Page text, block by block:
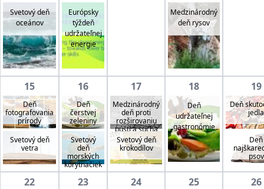
Svetový deň
oceánov
Európsky
týždeň
udržateľnej
energie
Medzinárodný
deň rysov
15
Deň
fotografovania
prírody
Svetový deň
vetra
16
Deň
čerstvej
zeleniny
Svetový
deň
morských
korytnačiek
17
Medzinárodný
deň proti
rozširovaniu
púští a sucha
Svetový deň
krokodílov
18
Deň
udržateľnej
gastronómie
19
Deň
jedla
Deň
psov
22 23 24 25 26